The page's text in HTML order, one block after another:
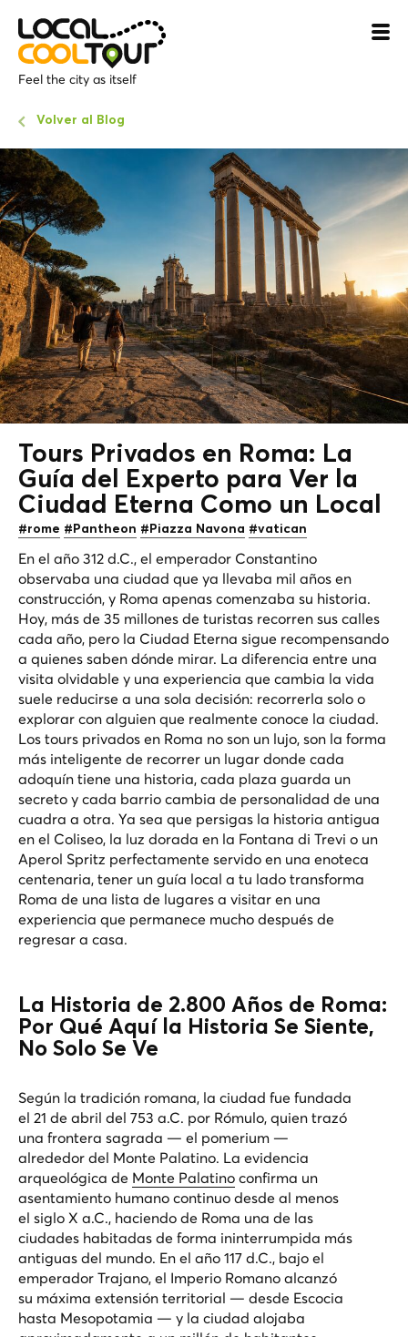
Feel the city as itself
Volver al Blog
Tours Privados en Roma: La
Guía del Experto para Ver la
Ciudad Eterna Como un Local
#rome #Pantheon #Piazza Navona #vatican
En el año 312 d.C., el emperador Constantino
observaba una ciudad que ya llevaba mil años en
construcción, y Roma apenas comenzaba su historia.
Hoy, más de 35 millones de turistas recorren sus calles
cada año, pero la Ciudad Eterna sigue recompensando
a quienes saben dónde mirar. La diferencia entre una
visita olvidable y una experiencia que cambia la vida
suele reducirse a una sola decisión: recorrerla solo o
explorar con alguien que realmente conoce la ciudad.
Los tours privados en Roma no son un lujo, son la forma
más inteligente de recorrer un lugar donde cada
adoquín tiene una historia, cada plaza guarda un
secreto y cada barrio cambia de personalidad de una
cuadra a otra. Ya sea que persigas la historia antigua
en el Coliseo, la luz dorada en la Fontana di Trevi o un
Aperol Spritz perfectamente servido en una enoteca
centenaria, tener un guía local a tu lado transforma
Roma de una lista de lugares a visitar en una
experiencia que permanece mucho después de
regresar a casa.
La Historia de 2.800 Años de Roma:
Por Qué Aquí la Historia Se Siente,
No Solo Se Ve
Según la tradición romana, la ciudad fue fundada
el 21 de abril del 753 a.C. por Rómulo, quien trazó
una frontera sagrada — el pomerium —
alrededor del Monte Palatino. La evidencia
arqueológica de Monte Palatino confirma un
asentamiento humano continuo desde al menos
el siglo X a.C., haciendo de Roma una de las
ciudades habitadas de forma ininterrumpida más
antiguas del mundo. En el año 117 d.C., bajo el
emperador Trajano, el Imperio Romano alcanzó
su máxima extensión territorial — desde Escocia
hasta Mesopotamia — y la ciudad alojaba